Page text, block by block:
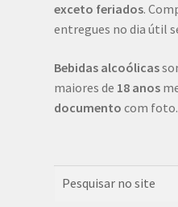
exceto feriados.
entregues no dia útil
Bebidas alcoólicas
maiores de 18 anos
documento com foto.